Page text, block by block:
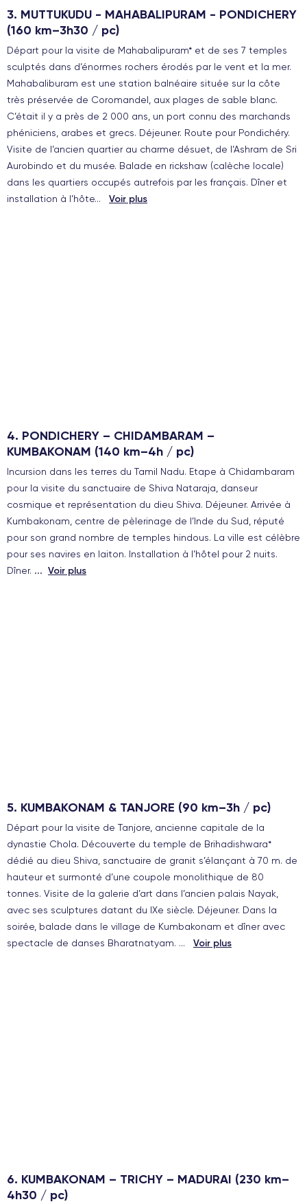
3. MUTTUKUDU - MAHABALIPURAM - PONDICHERY
(160 km–3h30 / pc)
Départ pour la visite de Mahabalipuram* et de ses 7 temples
sculptés dans d’énormes rochers érodés par le vent et la mer.
Mahabaliburam est une station balnéaire située sur la côte
très préservée de Coromandel, aux plages de sable blanc.
C’était il y a près de 2 000 ans, un port connu des marchands
phéniciens, arabes et grecs. Déjeuner. Route pour Pondichéry.
Visite de l’ancien quartier au charme désuet, de l’Ashram de Sri
Aurobindo et du musée. Balade en rickshaw (calèche locale)
dans les quartiers occupés autrefois par les français. Dîner et
installation à l’hôte... Voir plus
4. PONDICHERY – CHIDAMBARAM –
KUMBAKONAM (140 km–4h / pc)
Incursion dans les terres du Tamil Nadu. Etape à Chidambaram
pour la visite du sanctuaire de Shiva Nataraja, danseur
cosmique et représentation du dieu Shiva. Déjeuner. Arrivée à
Kumbakonam, centre de pèlerinage de l’Inde du Sud, réputé
pour son grand nombre de temples hindous. La ville est célèbre
pour ses navires en laiton. Installation à l’hôtel pour 2 nuits.
Dîner. ... Voir plus
5. KUMBAKONAM & TANJORE (90 km–3h / pc)
Départ pour la visite de Tanjore, ancienne capitale de la
dynastie Chola. Découverte du temple de Brihadishwara*
dédié au dieu Shiva, sanctuaire de granit s’élançant à 70 m. de
hauteur et surmonté d’une coupole monolithique de 80
tonnes. Visite de la galerie d’art dans l’ancien palais Nayak,
avec ses sculptures datant du IXe siècle. Déjeuner. Dans la
soirée, balade dans le village de Kumbakonam et dîner avec
spectacle de danses Bharatnatyam. ... Voir plus
6. KUMBAKONAM – TRICHY – MADURAI (230 km–
4h30 / pc)